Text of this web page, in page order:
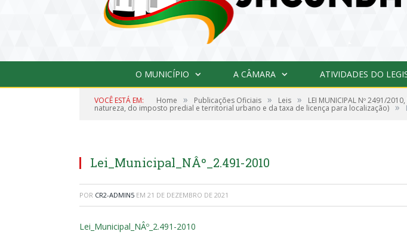
O MUNICÍPIO A CÂMARA ATIVIDADES DO
VOCÊ ESTÁ EM: Home » Publicações Oficiais » Leis » LEI MUNICIPAL Nº 2491/
natureza, do imposto predial e territorial urbano e da taxa de licença para localização) »
Lei_Municipal_NÂº_2.491-2010
POR CR2-ADMIN5 EM 21 DE DEZEMBRO DE 2021
Lei_Municipal_NÂº_2.491-2010